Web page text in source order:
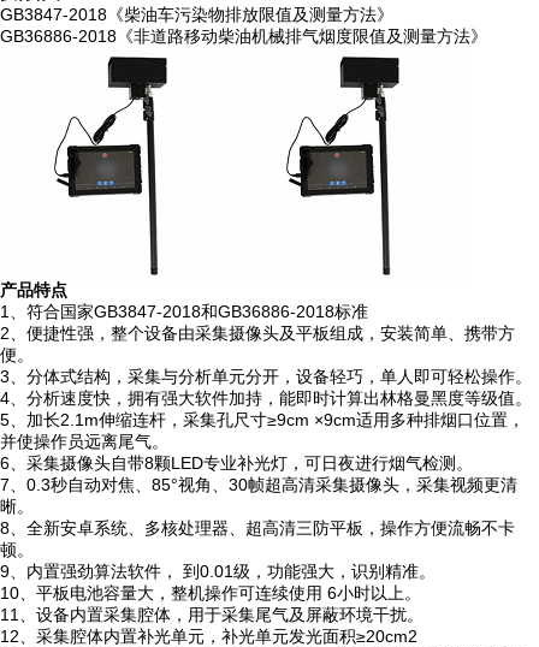
GB3847-2018《柴油车污染物排放限值及测量方法》
GB36886-2018《非道路移动柴油机械排气烟度限值及测量方法》
产品特点
1、符合国家GB3847-2018和GB36886-2018标准
2、便捷性强，整个设备由采集摄像头及平板组成，安装简单、携带方
便。
3、分体式结构，采集与分析单元分开，设备轻巧，单人即可轻松操作。
4、分析速度快，拥有强大软件加持，能即时计算出林格曼黑度等级值。
5、加长2.1m伸缩连杆，采集孔尺寸≥9cm ×9cm适用多种排烟口位置，
并使操作员远离尾气。
6、 采集摄像头自带8颗LED专业补光灯，可日夜进行烟气检测。
7、0.3秒自动对焦、85°视角、30帧超高清采集摄像头，采集视频更清
晰。
8、全新安卓系统、多核处理器、超高清三防平板，操作方便流畅不卡
顿。
9、内置强劲算法软件，
到0.01级，功能强大，识别精准。
10、 平板电池容量大，整机操作可连续使用 6小时以上。
11、设备内置采集腔体，用于采集尾气及屏蔽环境干扰。
12、 采集腔体内置补光单元，补光单元发光面积≥20cm2